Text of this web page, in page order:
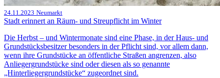
24.11.2023 Neumarkt
Stadt erinnert an Räum- und Streupflicht im Winter
Die Herbst – und Wintermonate sind eine Phase, in der Haus- und
Grundstücksbesitzer besonders in der Pflicht sind, vor allem dann,
wenn ihre Grundstücke an öffentliche Straßen angrenzen, also
Anliegergrundstücke sind oder diesen als so genannte
„Hinterliegergrundstücke“ zugeordnet sind.